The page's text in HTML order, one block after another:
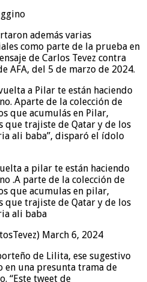
además varias
como parte de la prueba en
de Carlos Tevez contra
AFA, del 5 de marzo de 2024.
a Pilar te están haciendo
Aparte de la colección de
que acumulás en Pilar,
trajiste de Qatar y de los
ali baba”, disparó el ídolo
a pilar te están haciendo
.A parte de la colección de
que acumulas en pilar,
trajiste de Qatar y de los
ali baba
March 6, 2024
de Lilita, ese sugestivo
una presunta trama de
“Este tweet de